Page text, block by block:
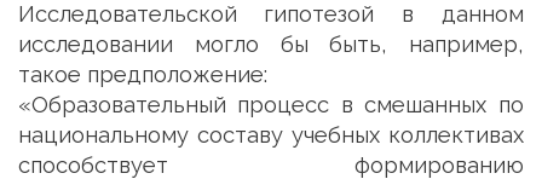
Исследовательской гипотезой в данном
исследовании могло бы быть, например,
такое предположение:
«Образовательный процесс в смешанных по
национальному составу учебных коллективах
способствует формированию